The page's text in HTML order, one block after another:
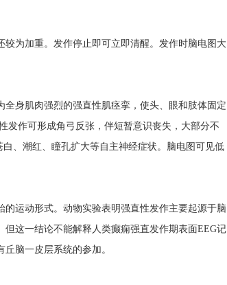
为加重。发作停止即可立即清醒。发作时脑电图大
身肌肉强烈的强直性肌痉挛，使头、眼和肢体固定
发作可形成角弓反张，伴短暂意识丧失，大部分不
、潮红、瞳孔扩大等自主神经症状。脑电图可见低
运动形式。动物实验表明强直性发作主要起源于脑
这一结论不能解释人类癫痫强直发作期表面EEG记
脑一皮层系统的参加。